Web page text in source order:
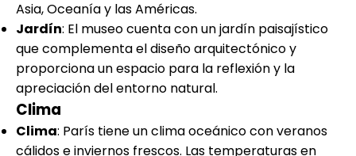
Asia, Oceanía y las Américas.
Jardín: El museo cuenta con un jardín paisajístico
que complementa el diseño arquitectónico y
proporciona un espacio para la reflexión y la
apreciación del entorno natural.
Clima
Clima: París tiene un clima oceánico con veranos
cálidos e inviernos frescos. Las temperaturas en